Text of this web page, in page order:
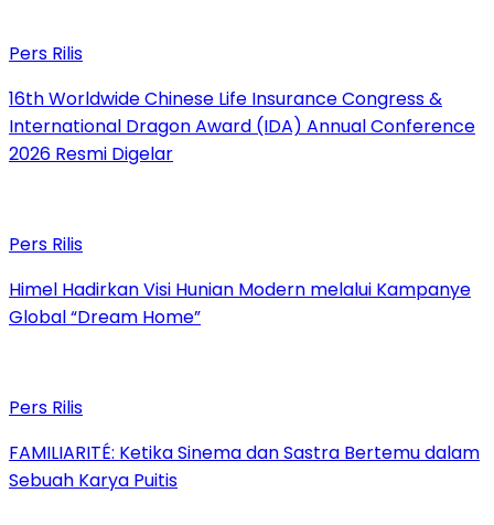
Pers Rilis
16th Worldwide Chinese Life Insurance Congress &
International Dragon Award (IDA) Annual Conference
2026 Resmi Digelar
Pers Rilis
Himel Hadirkan Visi Hunian Modern melalui Kampanye
Global “Dream Home”
Pers Rilis
FAMILIARITÉ: Ketika Sinema dan Sastra Bertemu dalam
Sebuah Karya Puitis